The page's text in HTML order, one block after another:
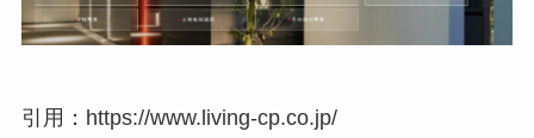
引用：https://www.living-cp.co.jp/